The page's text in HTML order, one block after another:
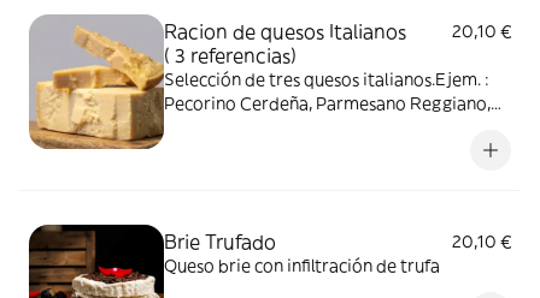
Racion de quesos Italianos
( 3 referencias)
20,10 €
Selección de tres quesos italianos.Ejem. :
Pecorino Cerdeña, Parmesano Reggiano,
Brie Trufado
20,10 €
Queso brie con infiltración de trufa